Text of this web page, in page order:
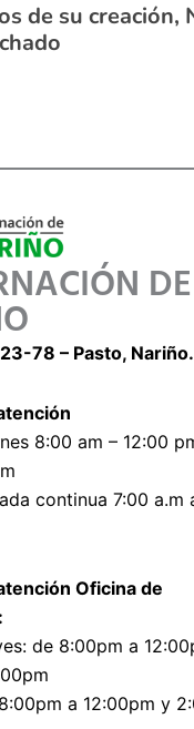
de su creación,
DE
23-78 – Pasto, Nariño.
8:00 am – 12:00
continua 7:00 a.m
Oficina de
de 8:00pm a
a 12:00pm y